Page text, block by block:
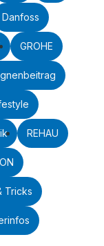
Danfoss
GROHE
REHAU
Tricks